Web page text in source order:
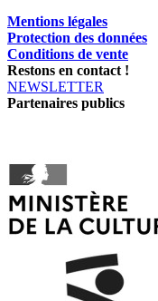
Mentions légales
Protection des données
Conditions de vente
Restons en contact !
NEWSLETTER
Partenaires publics